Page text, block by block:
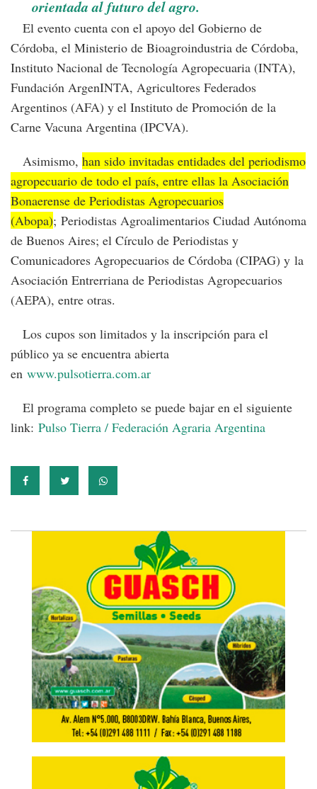
orientada al futuro del agro.
El evento cuenta con el apoyo del Gobierno de
Córdoba, el Ministerio de Bioagroindustria de Córdoba,
Instituto Nacional de Tecnología Agropecuaria (INTA),
Fundación ArgenINTA, Agricultores Federados
Argentinos (AFA) y el Instituto de Promoción de la
Carne Vacuna Argentina (IPCVA).
Asimismo, han sido invitadas entidades del periodismo
agropecuario de todo el país, entre ellas la Asociación
Bonaerense de Periodistas Agropecuarios
(Abopa); Periodistas Agroalimentarios Ciudad Autónoma
de Buenos Aires; el Círculo de Periodistas y
Comunicadores Agropecuarios de Córdoba (CIPAG) y la
Asociación Entrerriana de Periodistas Agropecuarios
(AEPA), entre otras.
Los cupos son limitados y la inscripción para el
público ya se encuentra abierta
en www.pulsotierra.com.ar
El programa completo se puede bajar en el siguiente
link: Pulso Tierra / Federación Agraria Argentina